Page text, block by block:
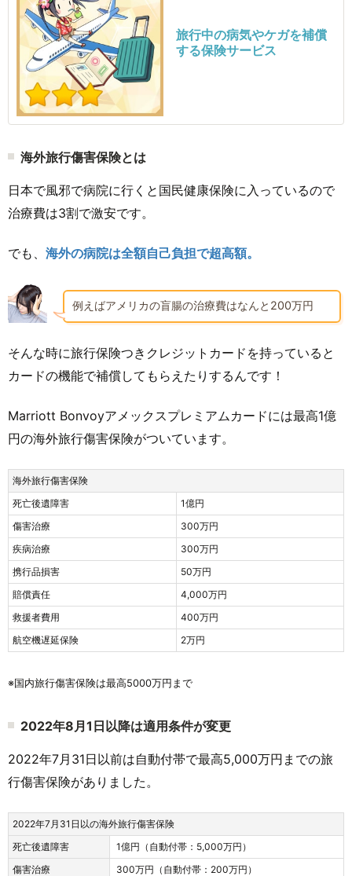
旅行中の病気やケガを補償
する保険サービス
海外旅行傷害保険とは
日本で風邪で病院に行くと国民健康保険に入っているので
治療費は3割で激安です。
でも、 海外の病院は全額自己負担で超高額。
例えばアメリカの盲腸の治療費はなんと200万円
そんな時に旅行保険つきクレジットカードを持っていると
カードの機能で補償してもらえたりするんです！
Marriott Bonvoyアメックスプレミアムカードには最高1億
円の海外旅行傷害保険がついています。
海外旅行傷害保険
死亡後遺障害
1億円
傷害治療
300万円
疾病治療
300万円
携行品損害
50万円
賠償責任
4,000万円
救援者費用
400万円
航空機遅延保険
2万円
※国内旅行傷害保険は最高5000万円まで
2022年8月1日以降は適用条件が変更
2022年7月31日以前は自動付帯で最高5,000万円までの旅
行傷害保険がありました。
2022年7月31日以の海外旅行傷害保険
死亡後遺障害
1億円（自動付帯：5,000万円）
傷害治療
300万円（自動付帯：200万円）